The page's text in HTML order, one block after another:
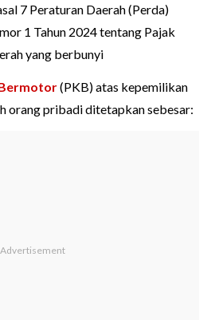
7 Peraturan Daerah (Perda)
1 Tahun 2024 tentang Pajak
yang berbunyi
(PKB) atas kepemilikan
orang pribadi ditetapkan sebesar: